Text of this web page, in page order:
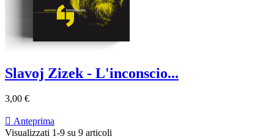
Slavoj Zizek - L'inconscio...
3,00 €
 Anteprima
Visualizzati 1-9 su 9 articoli